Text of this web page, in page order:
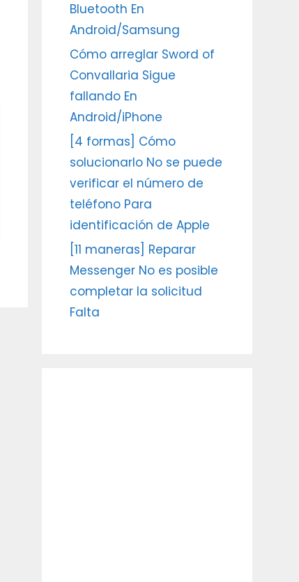
Bluetooth En
Android/Samsung
Cómo arreglar Sword of
Convallaria Sigue
fallando En
Android/iPhone
[4 formas] Cómo
solucionarlo No se puede
verificar el número de
teléfono Para
identificación de Apple
[11 maneras] Reparar
Messenger No es posible
completar la solicitud
Falta